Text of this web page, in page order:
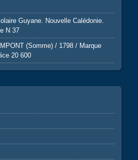
Guyane. Nouvelle Calédonie.
N 37
(Somme) / 1798 / Marque
20 600